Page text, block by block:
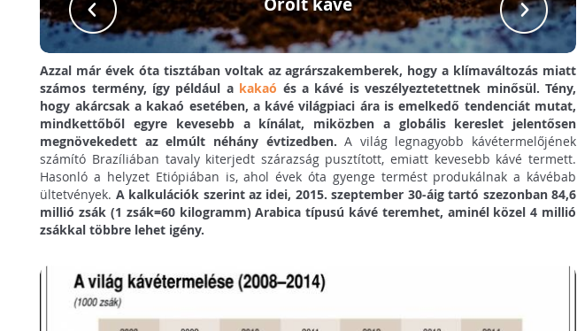
Őrölt kávé
Azzal már évek óta tisztában voltak az agrárszakemberek, hogy a klímaváltozás miatt
számos termény, így például a kakaó és a kávé is veszélyeztetettnek minősül. Tény,
hogy akárcsak a kakaó esetében, a kávé világpiaci ára is emelkedő tendenciát mutat,
mindkettőből egyre kevesebb a kínálat, miközben a globális kereslet jelentősen
megnövekedett az elmúlt néhány évtizedben. A világ legnagyobb kávétermelőjének
számító Brazíliában tavaly kiterjedt szárazság pusztított, emiatt kevesebb kávé termett.
Hasonló a helyzet Etiópiában is, ahol évek óta gyenge termést produkálnak a kávébab
ültetvények. A kalkulációk szerint az idei, 2015. szeptember 30-áig tartó szezonban 84,6
millió zsák (1 zsák=60 kilogramm) Arabica típusú kávé teremhet, aminél közel 4 millió
zsákkal többre lehet igény.